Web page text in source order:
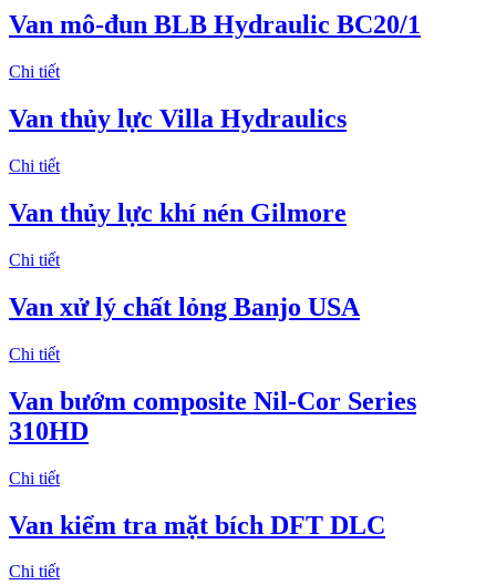
Van mô-đun BLB Hydraulic BC20/1
Chi tiết
Van thủy lực Villa Hydraulics
Chi tiết
Van thủy lực khí nén Gilmore
Chi tiết
Van xử lý chất lỏng Banjo USA
Chi tiết
Van bướm composite Nil-Cor Series
310HD
Chi tiết
Van kiểm tra mặt bích DFT DLC
Chi tiết